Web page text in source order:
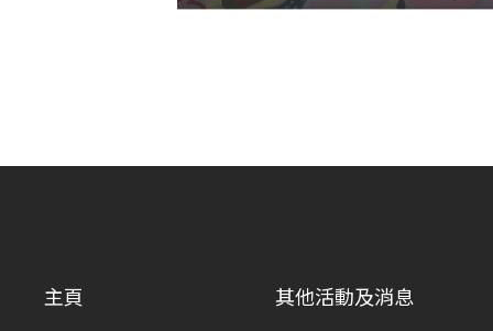
主頁 其他活動及消息